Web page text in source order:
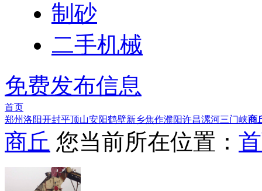
制砂
二手机械
免费发布信息
首页
郑州洛阳开封平顶山安阳鹤壁新乡焦作濮阳许昌漯河三门峡商
商丘 您当前所在位置：